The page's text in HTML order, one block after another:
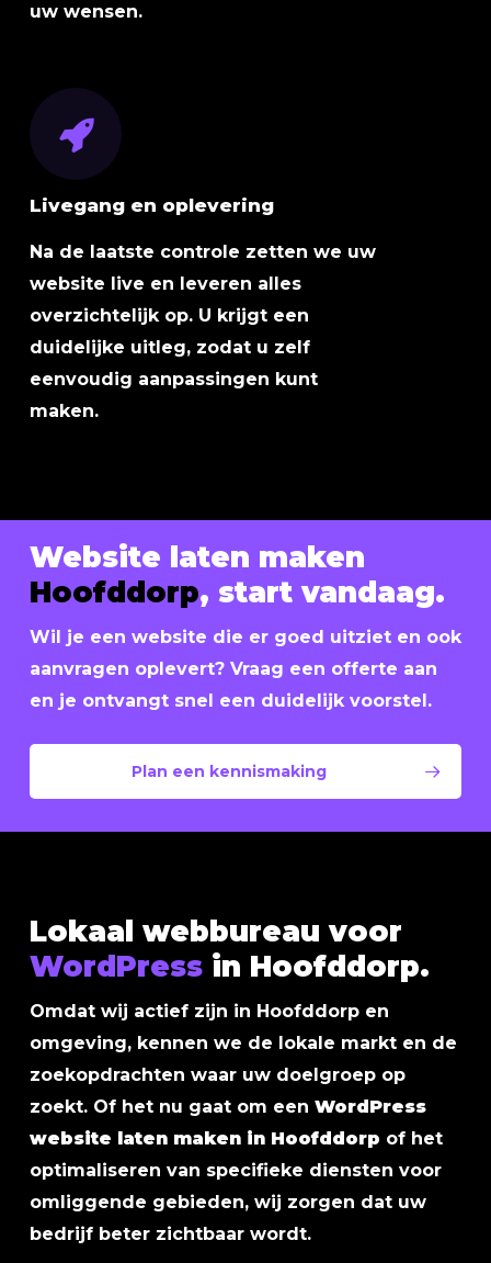
uw wensen.
Livegang en oplevering
Na de laatste controle zetten we uw
website live en leveren alles
overzichtelijk op. U krijgt een
duidelijke uitleg, zodat u zelf
eenvoudig aanpassingen kunt
maken.
Website laten maken
Hoofddorp, start vandaag.
Wil je een website die er goed uitziet en ook
aanvragen oplevert? Vraag een offerte aan
en je ontvangt snel een duidelijk voorstel.
Plan een kennismaking
Lokaal webbureau voor
WordPressin Hoofddorp.
Omdat wij actief zijn in Hoofddorp en
omgeving, kennen we de lokale markt en de
zoekopdrachten waar uw doelgroep op
zoekt. Of het nu gaat om een WordPress
website laten maken in Hoofddorp of het
optimaliseren van specifieke diensten voor
omliggende gebieden, wij zorgen dat uw
bedrijf beter zichtbaar wordt.